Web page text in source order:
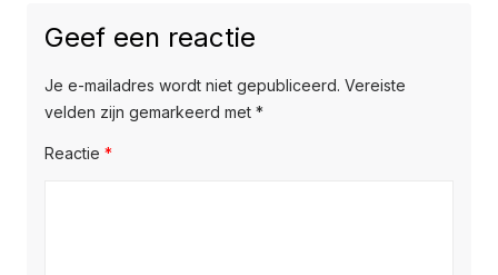
Geef een reactie
Je e-mailadres wordt niet gepubliceerd. Vereiste
velden zijn gemarkeerd met *
Reactie *